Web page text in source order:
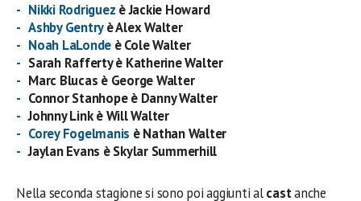
Nikki Rodriguez è Jackie Howard
Ashby Gentryè Alex Walter
Noah LaLonde è Cole Walter
Sarah Rafferty è Katherine Walter
Marc Blucas è George Walter
Connor Stanhope è Danny Walter
Johnny Link è Will Walter
Corey Fogelmanis è Nathan Walter
Jaylan Evans è Skylar Summerhill
Nella seconda stagione si sono poi aggiunti alcastanche